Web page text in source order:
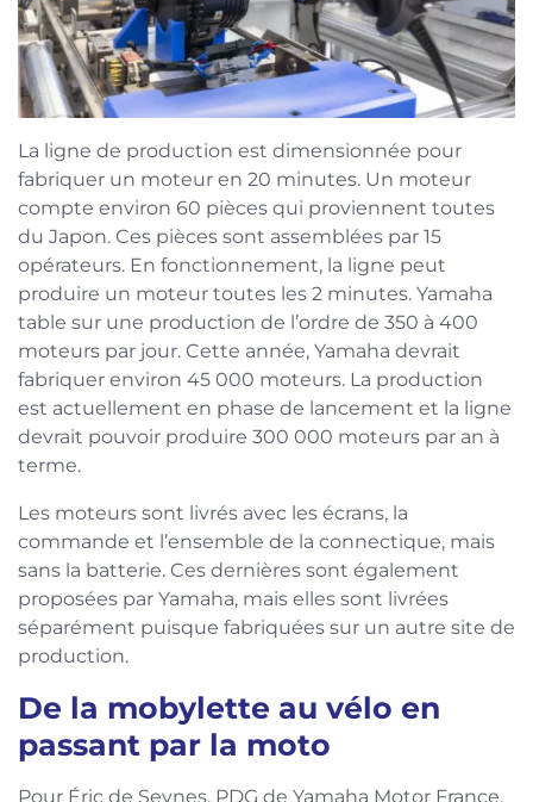
La ligne de production est dimensionnée pour
fabriquer un moteur en 20 minutes. Un moteur
compte environ 60 pièces qui proviennent toutes
du Japon. Ces pièces sont assemblées par 15
opérateurs. En fonctionnement, la ligne peut
produire un moteur toutes les 2 minutes. Yamaha
table sur une production de l’ordre de 350 à 400
moteurs par jour. Cette année, Yamaha devrait
fabriquer environ 45 000 moteurs. La production
est actuellement en phase de lancement et la ligne
devrait pouvoir produire 300 000 moteurs par an à
terme.
Les moteurs sont livrés avec les écrans, la
commande et l’ensemble de la connectique, mais
sans la batterie. Ces dernières sont également
proposées par Yamaha, mais elles sont livrées
séparément puisque fabriquées sur un autre site de
production.
De la mobylette au vélo en
passant par la moto
Pour Éric de Seynes, PDG de Yamaha Motor France,